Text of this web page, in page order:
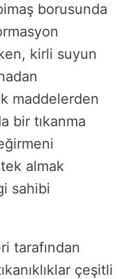
borusunda
kirli suyun
maddelerden
bir tıkanma
almak
sahibi
tarafından
çeşitli